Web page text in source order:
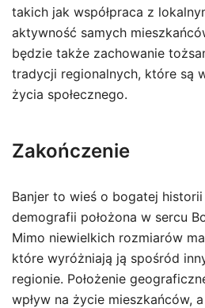
takich jak współpraca z
aktywność samych
będzie także zachowanie
tradycji regionalnych, które są
życia społecznego.
Zakończenie
Banjer to wieś o bogatej
demografii położona w sercu
Mimo niewielkich rozmiarów
które wyróżniają ją spośród
regionie. Położenie
wpływ na życie mieszkańców,